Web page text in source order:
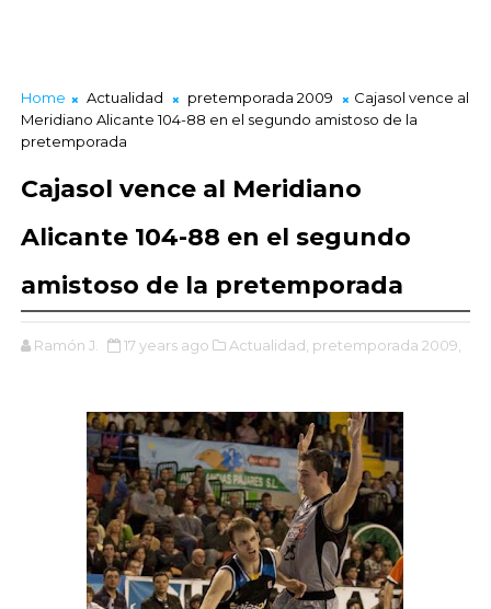
Home Actualidad pretemporada 2009
Cajasol vence al
Meridiano Alicante 104-88 en el segundo amistoso de la
pretemporada
Cajasol vence al Meridiano
Alicante 104-88 en el segundo
amistoso de la pretemporada
Ramón J. 17 years ago Actualidad, pretemporada 2009,